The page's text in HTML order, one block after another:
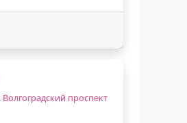
Волгоградский проспект